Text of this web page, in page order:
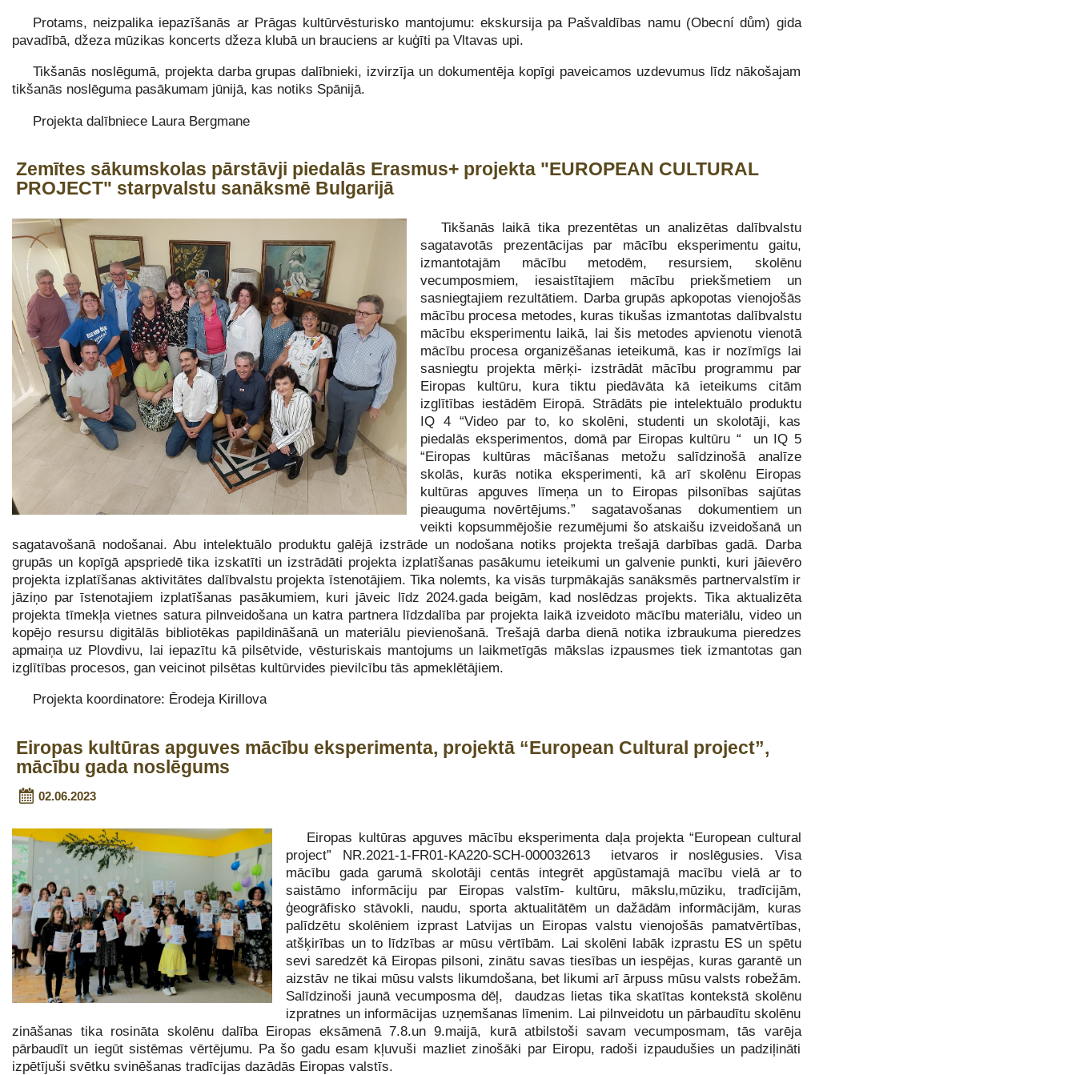
Protams, neizpalika iepazīšanās ar Prāgas kultūrvēsturisko mantojumu: ekskursija pa Pašvaldības namu (Obecní dům) gida
pavadībā, džeza mūzikas koncerts džeza klubā un brauciens ar kuģīti pa Vltavas upi.
Tikšanās noslēgumā, projekta darba grupas dalībnieki, izvirzīja un dokumentēja kopīgi paveicamos uzdevumus līdz nākošajam
tikšanās noslēguma pasākumam jūnijā, kas notiks Spānijā.
Projekta dalībniece Laura Bergmane
Zemītes sākumskolas pārstāvji piedalās Erasmus+ projekta "EUROPEAN CULTURAL
PROJECT" starpvalstu sanāksmē Bulgarijā
Tikšanās laikā tika prezentētas un analizētas dalībvalstu
sagatavotās prezentācijas par mācību eksperimentu gaitu,
izmantotajām mācību metodēm, resursiem, skolēnu
vecumposmiem, iesaistītajiem mācību priekšmetiem un
sasniegtajiem rezultātiem. Darba grupās apkopotas vienojošās
mācību procesa metodes, kuras tikušas izmantotas dalībvalstu
mācību eksperimentu laikā, lai šis metodes apvienotu vienotā
mācību procesa organizēšanas ieteikumā, kas ir nozīmīgs lai
sasniegtu projekta mērķi- izstrādāt mācību programmu par
Eiropas kultūru, kura tiktu piedāvāta kā ieteikums citām
izglītības iestādēm Eiropā. Strādāts pie intelektuālo produktu
IQ 4 “Video par to, ko skolēni, studenti un skolotāji, kas
piedalās eksperimentos, domā par Eiropas kultūru “ un IQ 5
“Eiropas kultūras mācīšanas metožu salīdzinošā analīze
skolās, kurās notika eksperimenti, kā arī skolēnu Eiropas
kultūras apguves līmeņa un to Eiropas pilsonības sajūtas
pieauguma novērtējums.” sagatavošanas dokumentiem un
veikti kopsummējošie rezumējumi šo atskaišu izveidošanā un
sagatavošanā nodošanai. Abu intelektuālo produktu galējā izstrāde un nodošana notiks projekta trešajā darbības gadā. Darba
grupās un kopīgā apspriedē tika izskatīti un izstrādāti projekta izplatīšanas pasākumu ieteikumi un galvenie punkti, kuri jāievēro
projekta izplatīšanas aktivitātes dalībvalstu projekta īstenotājiem. Tika nolemts, ka visās turpmākajās sanāksmēs partnervalstīm ir
jāziņo par īstenotajiem izplatīšanas pasākumiem, kuri jāveic līdz 2024.gada beigām, kad noslēdzas projekts. Tika aktualizēta
projekta tīmekļa vietnes satura pilnveidošana un katra partnera līdzdalība par projekta laikā izveidoto mācību materiālu, video un
kopējo resursu digitālās bibliotēkas papildināšanā un materiālu pievienošanā. Trešajā darba dienā notika izbraukuma pieredzes
apmaiņa uz Plovdivu, lai iepazītu kā pilsētvide, vēsturiskais mantojums un laikmetīgās mākslas izpausmes tiek izmantotas gan
izglītības procesos, gan veicinot pilsētas kultūrvides pievilcību tās apmeklētājiem.
Projekta koordinatore: Ērodeja Kirillova
Eiropas kultūras apguves mācību eksperimenta, projektā “European Cultural project”,
mācību gada noslēgums
02.06.2023
Eiropas kultūras apguves mācību eksperimenta daļa projekta “European cultural
project” NR.2021-1-FR01-KA220-SCH-000032613 ietvaros ir noslēgusies. Visa
mācību gada garumā skolotāji centās integrēt apgūstamajā macību vielā ar to
saistāmo informāciju par Eiropas valstīm- kultūru, mākslu,mūziku, tradīcijām,
ģeogrāfisko stāvokli, naudu, sporta aktualitātēm un dažādām informācijām, kuras
palīdzētu skolēniem izprast Latvijas un Eiropas valstu vienojošās pamatvērtības,
atšķirības un to līdzības ar mūsu vērtībām. Lai skolēni labāk izprastu ES un spētu
sevi saredzēt kā Eiropas pilsoni, zinātu savas tiesības un iespējas, kuras garantē un
aizstāv ne tikai mūsu valsts likumdošana, bet likumi arī ārpuss mūsu valsts robežām.
Salīdzinoši jaunā vecumposma dēļ, daudzas lietas tika skatītas kontekstā skolēnu
izpratnes un informācijas uzņemšanas līmenim. Lai pilnveidotu un pārbaudītu skolēnu
zināšanas tika rosināta skolēnu dalība Eiropas eksāmenā 7.8.un 9.maijā, kurā atbilstoši savam vecumposmam, tās varēja
pārbaudīt un iegūt sistēmas vērtējumu. Pa šo gadu esam kļuvuši mazliet zinošāki par Eiropu, radoši izpaudušies un padziļināti
izpētījuši svētku svinēšanas tradīcijas dazādās Eiropas valstīs.